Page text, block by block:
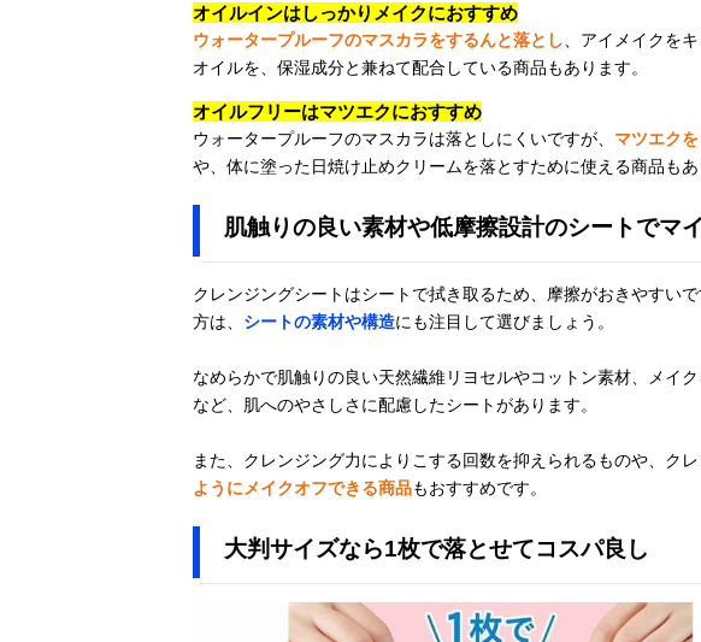
オイルインはしっかりメイクにおすすめ
ウォータープルーフのマスカラをするんと落とし 、アイメイクを
オイルを、保湿成分と兼ねて配合している商品もあります。
オイルフリーはマツエクにおすすめ
ウォータープルーフのマスカラは落としにくいですが、 マツエク
や、体に塗った日焼け止めクリームを落とすために使える商品もあ
肌触りの良い素材や低摩擦設計のシートでマ
クレンジングシートはシートで拭き取るため、摩擦がおきやすい
方は、 シートの素材や構造にも注目して選びましょう。
なめらかで肌触りの良い天然繊維リヨセルやコットン素材、メイ
など、肌へのやさしさに配慮したシートがあります。
また、クレンジング力によりこする回数を抑えられるものや、ク
ようにメイクオフできる商品もおすすめです。
大判サイズなら1枚で落とせてコスパ良し